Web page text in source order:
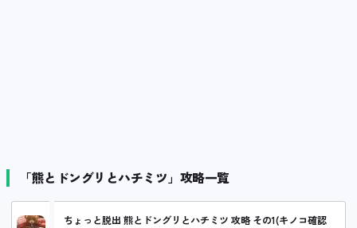
「熊とドングリとハチミツ」攻略一覧
ちょっと脱出 熊とドングリとハチミツ 攻略 その1(キノコ確認